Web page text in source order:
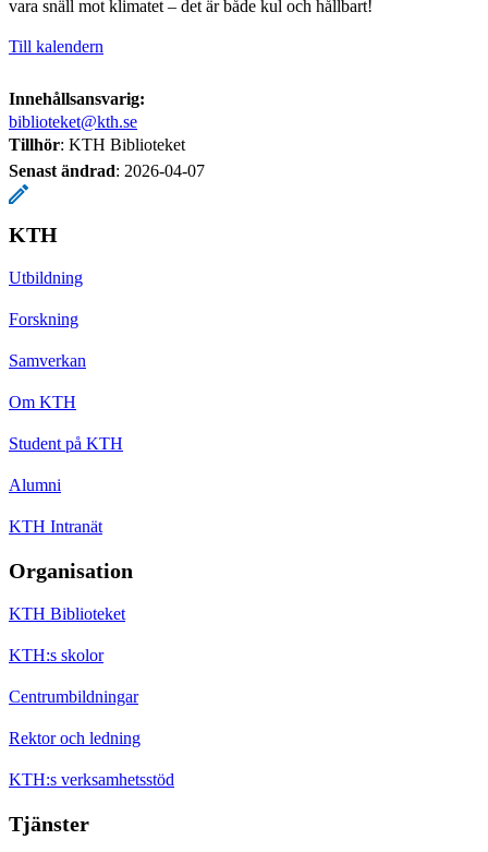
vara snäll mot klimatet – det är både kul och hållbart!
Till kalendern
Innehållsansvarig:
biblioteket@kth.se
Tillhör: KTH Biblioteket
Senast ändrad: 2026-04-07
KTH
Utbildning
Forskning
Samverkan
Om KTH
Student på KTH
Alumni
KTH Intranät
Organisation
KTH Biblioteket
KTH:s skolor
Centrumbildningar
Rektor och ledning
KTH:s verksamhetsstöd
Tjänster